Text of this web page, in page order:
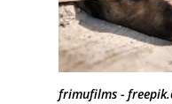
frimufilms -